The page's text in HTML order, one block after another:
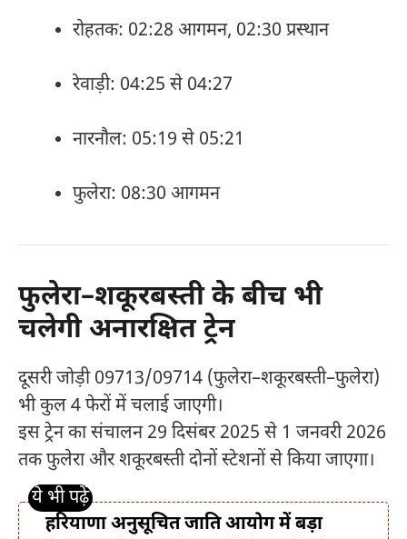
रोहतक: 02:28 आगमन, 02:30 प्रस्थान
रेवाड़ी: 04:25 से 04:27
नारनौल: 05:19 से 05:21
फुलेरा: 08:30 आगमन
फुलेरा–शकूरबस्ती के बीच भी
चलेगी अनारक्षित ट्रेन
दूसरी जोड़ी 09713/09714 (फुलेरा–शकूरबस्ती–फुलेरा)
भी कुल 4 फेरों में चलाई जाएगी।
इस ट्रेन का संचालन 29 दिसंबर 2025 से 1 जनवरी 2026
तक फुलेरा और शकूरबस्ती दोनों स्टेशनों से किया जाएगा।
हरियाणा अनुसूचित जाति आयोग में बड़ा